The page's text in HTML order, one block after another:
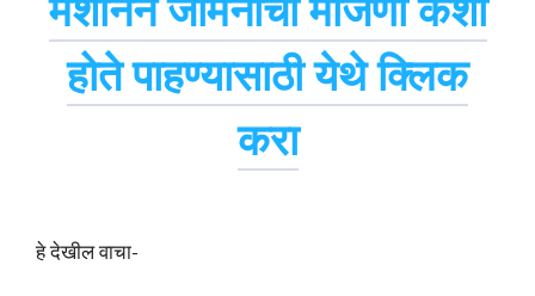
होते पाहण्यासाठी येथे क्लिक
करा
हे देखील वाचा-